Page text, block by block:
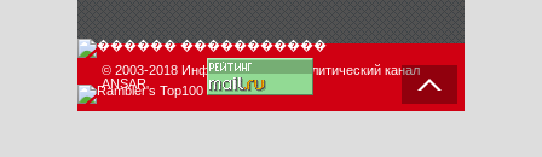
© 2003-2018 Информационно-аналитический канал
ANSAR